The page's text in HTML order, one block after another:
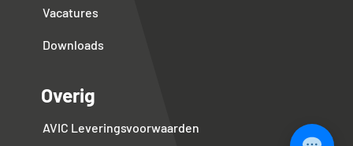
Vacatures
Downloads
Overig
AVIC Leveringsvoorwaarden